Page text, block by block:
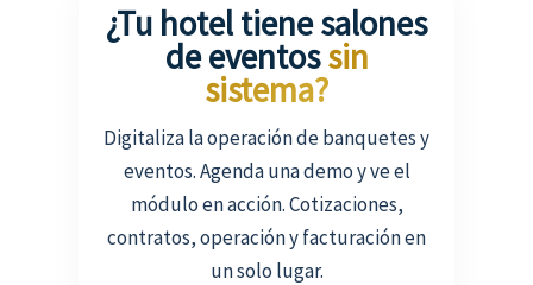
¿Tu hotel tiene salones
de eventossin
sistema?
Digitaliza la operación de banquetes y
eventos. Agenda una demo y ve el
módulo en acción. Cotizaciones,
contratos, operación y facturación en
un solo lugar.